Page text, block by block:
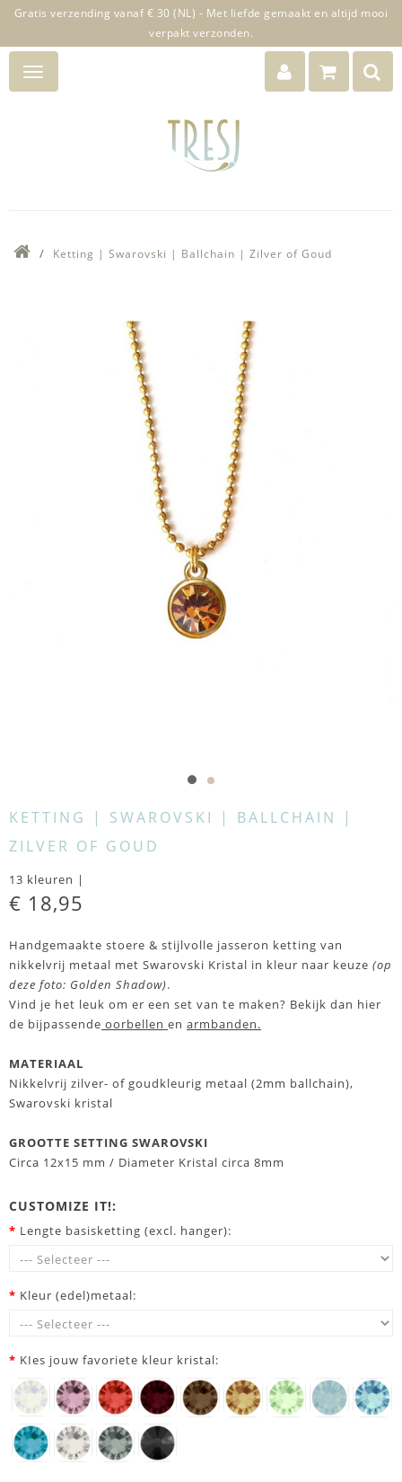
Gratis verzending vanaf € 30 (NL) - Met liefde gemaakt en altijd mooi
verpakt verzonden.
Ketting | Swarovski | Ballchain | Zilver of Goud
KETTING | SWAROVSKI | BALLCHAIN |
ZILVER OF GOUD
13 kleuren |
€ 18,95
Handgemaakte stoere & stijlvolle jasseron ketting van
nikkelvrij metaal met Swarovski Kristal in kleur naar keuze (op
deze foto: Golden Shadow).
Vind je het leuk om er een set van te maken? Bekijk dan hier
de bijpassende oorbellen en armbanden.
MATERIAAL
Nikkelvrij zilver- of goudkleurig metaal (2mm ballchain),
Swarovski kristal
GROOTTE SETTING SWAROVSKI
Circa 12x15 mm / Diameter Kristal circa 8mm
CUSTOMIZE IT!:
* Lengte basisketting (excl. hanger):
* Kleur (edel)metaal:
* KIes jouw favoriete kleur kristal: